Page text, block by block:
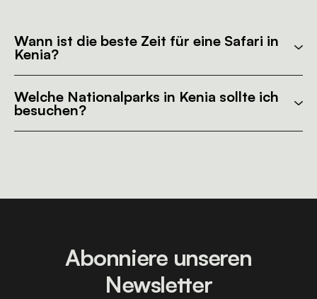
Wann ist die beste Zeit für eine Safari in
Kenia?
Welche Nationalparks in Kenia sollte ich
besuchen?
Abonniere unseren
Newsletter